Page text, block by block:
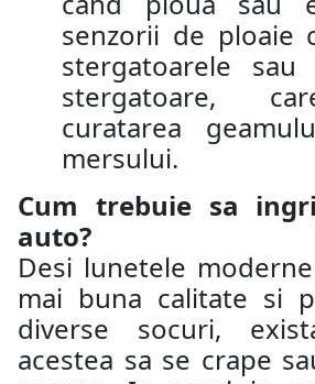
senzorii de ploaie
stergatoarele
stergatoare,
curatarea
mersului.
Cum trebuie sa
auto?
Desi lunetele
mai buna calitate si
diverse socuri,
acestea sa se crape